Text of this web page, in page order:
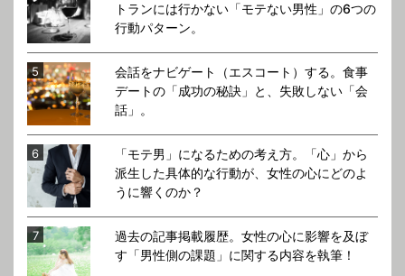
トランには行かない「モテない男性」の6つの
行動パターン。
会話をナビゲート（エスコート）する。食事
デートの「成功の秘訣」と、失敗しない「会
話」。
「モテ男」になるための考え方。「心」から
派生した具体的な行動が、女性の心にどのよ
うに響くのか？
過去の記事掲載履歴。女性の心に影響を及ぼ
す「男性側の課題」に関する内容を執筆！